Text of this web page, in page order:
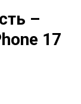
–
17